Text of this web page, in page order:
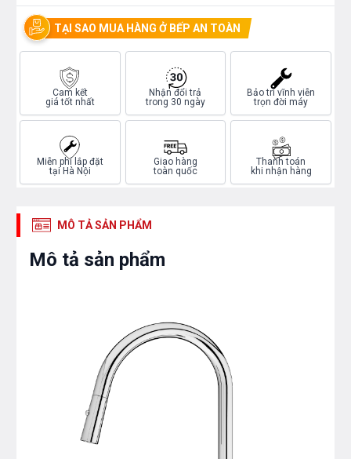
TẠI SAO MUA HÀNG Ở BẾP AN TOÀN
Cam kết
giá tốt nhất
Nhận đổi trả
trong 30 ngày
Bảo trì vĩnh viễn
trọn đời máy
Miễn phí lắp đặt
tại Hà Nội
Giao hàng
toàn quốc
Thanh toán
khi nhận hàng
MÔ TẢ SẢN PHẨM
Mô tả sản phẩm